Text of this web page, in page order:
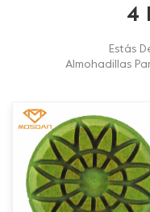
4
Estás
Almohadillas